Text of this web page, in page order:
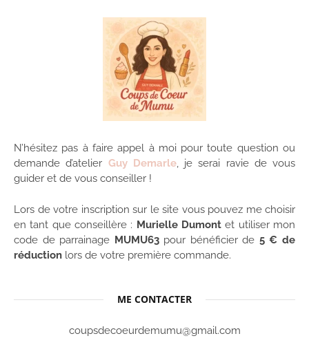
N’hésitez pas à faire appel à moi pour toute question ou
demande d’atelier Guy Demarle, je serai ravie de vous
guider et de vous conseiller !
Lors de votre inscription sur le site vous pouvez me choisir
en tant que conseillère : Murielle Dumont et utiliser mon
code de parrainage MUMU63pour bénéficier de 5 € de
réduction lors de votre première commande.
ME CONTACTER
coupsdecoeurdemumu@gmail.com